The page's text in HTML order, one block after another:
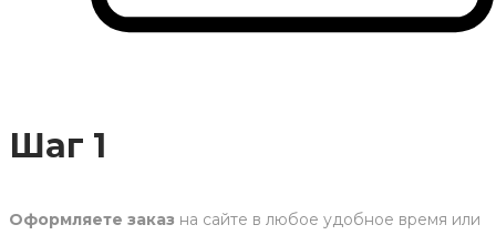
Шаг 1
Оформляете заказ на сайте в любое удобное время или